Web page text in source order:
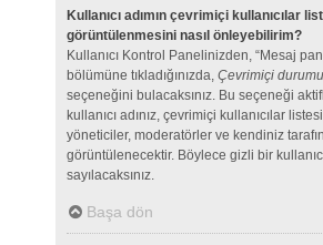
Kullanıcı adımın çevrimiçi kullanıcılar
görüntülenmesini nasıl önleyebilirim?
Kullanıcı Kontrol Panelinizden, “Mesaj
bölümüne tıkladığınızda, Çevrimiçi
seçeneğini bulacaksınız. Bu seçeneği
kullanıcı adınız, çevrimiçi kullanıcılar
yöneticiler, moderatörler ve kendiniz
görüntülenecektir. Böylece gizli bir
sayılacaksınız.
Başa dön